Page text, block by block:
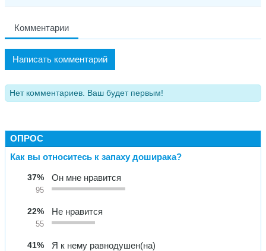
Комментарии
Написать комментарий
Нет комментариев. Ваш будет первым!
ОПРОС
Как вы относитесь к запаху доширака?
37%
95
Он мне нравится
22%
55
Не нравится
41% Я к нему равнодушен(на)